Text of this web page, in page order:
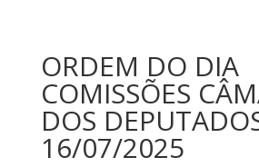
ORDEM DO DIA
COMISSÕES
DOS
16/07/2025